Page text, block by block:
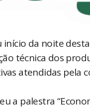
da noite
técnica dos
atendidas pela
a palestra